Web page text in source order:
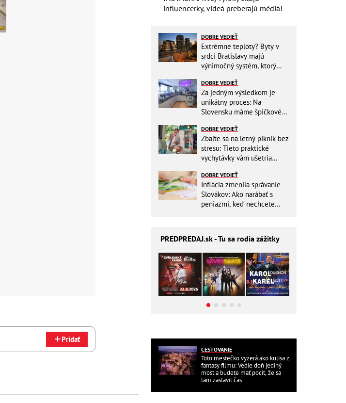
Pridať
influencerky, videá preberajú médiá!
DOBRE VEDIEŤ
Extrémne teploty? Byty v
srdci Bratislavy majú
výnimočný systém, ktorý
DOBRE VEDIEŤ
Za jedným výsledkom je
unikátny proces: Na
Slovensku máme špičkové
DOBRE VEDIEŤ
Zbaľte sa na letný piknik bez
stresu: Tieto praktické
vychytávky vám ušetria
DOBRE VEDIEŤ
Inflácia zmenila správanie
Slovákov: Ako narábať s
peniazmi, keď nechcete
PREDPREDAJ.sk - Tu sa rodia zážitky
CESTOVANIE
Toto mestečko vyzerá ako kulisa z
fantasy filmu: Vedie doň jediný
most a budete mať pocit, že sa
tam zastavil čas